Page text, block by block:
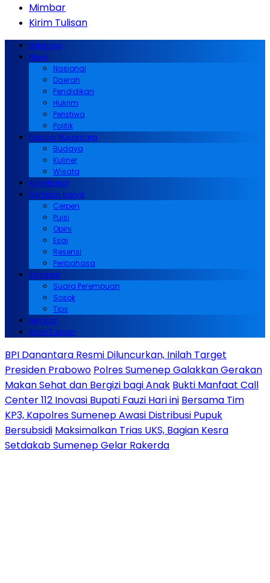
Mimbar
Kirim Tulisan
Beranda
News
Nasional
Daerah
Pendidikan
Hukrim
Peristiwa
Politik
Pesona Nusantara
Budaya
Kuliner
Wisata
Advertorial
Rumpun Karya
Cerpen
Puisi
Opini
Esai
Resensi
Peribahasa
Inspirasi
Suara Perempuan
Sosok
Tips
Mimbar
Kirim Tulisan
BPI Danantara Resmi Diluncurkan, Inilah Target
Presiden Prabowo Polres Sumenep Galakkan Gerakan
Makan Sehat dan Bergizi bagi Anak Bukti Manfaat Call
Center 112 Inovasi Bupati Fauzi Hari ini Bersama Tim
KP3, Kapolres Sumenep Awasi Distribusi Pupuk
Bersubsidi Maksimalkan Trias UKS, Bagian Kesra
Setdakab Sumenep Gelar Rakerda